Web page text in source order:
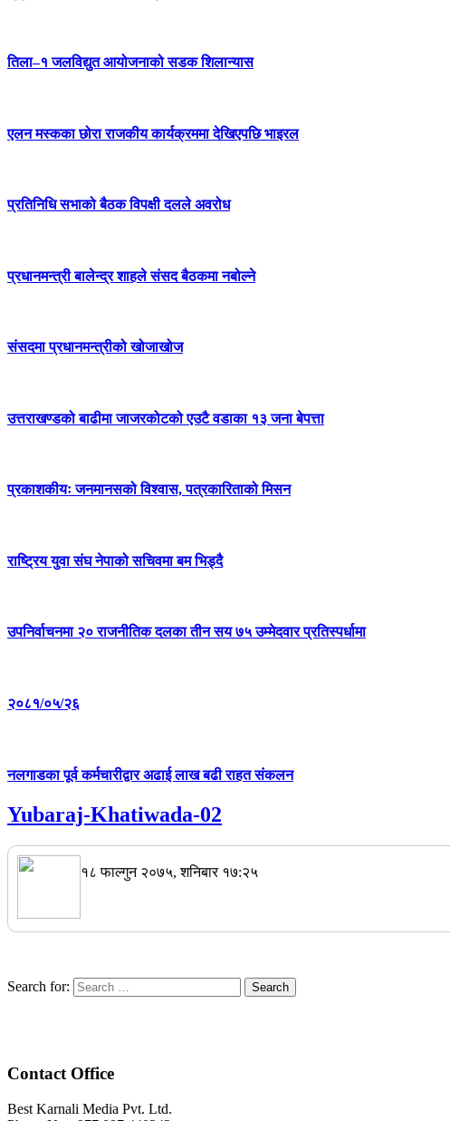
तिला–१ जलविद्युत आयोजनाको सडक शिलान्यास
एलन मस्कका छोरा राजकीय कार्यक्रममा देखिएपछि भाइरल
प्रतिनिधि सभाको बैठक विपक्षी दलले अवरोध
प्रधानमन्त्री बालेन्द्र शाहले संसद बैठकमा नबोल्ने
संसदमा प्रधानमन्त्रीको खोजाखोज
उत्तराखण्डको बाढीमा जाजरकोटको एउटै वडाका १३ जना बेपत्ता
प्रकाशकीयः जनमानसको विश्वास, पत्रकारिताको मिसन
राष्ट्रिय युवा संघ नेपाको सचिवमा बम भिड्दै
उपनिर्वाचनमा २० राजनीतिक दलका तीन सय ७५ उम्मेदवार प्रतिस्पर्धामा
२०८१/०५/२६
नलगाडका पूर्व कर्मचारीद्वार अढाई लाख बढी राहत संकलन
Yubaraj-Khatiwada-02
१८ फाल्गुन २०७५, शनिबार १७:२५
Search for:
Contact Office
Best Karnali Media Pvt. Ltd.